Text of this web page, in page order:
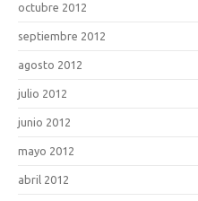
octubre 2012
septiembre 2012
agosto 2012
julio 2012
junio 2012
mayo 2012
abril 2012